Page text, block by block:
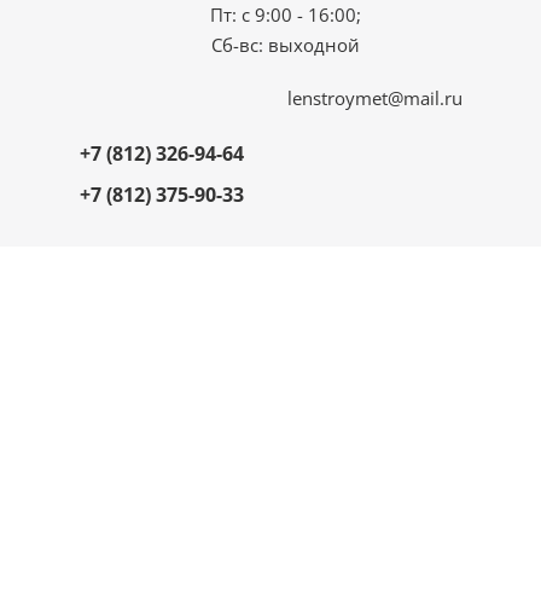
Пт: с 9:00 - 16:00;
Сб-вс: выходной
+7 (812) 326-94-64
+7 (812) 375-90-33
lenstroymet@mail.ru